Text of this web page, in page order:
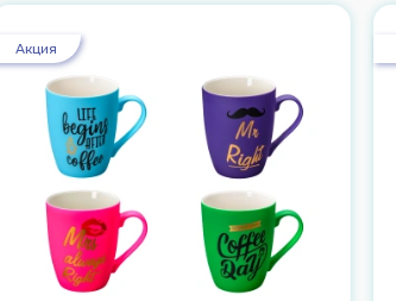
Акция